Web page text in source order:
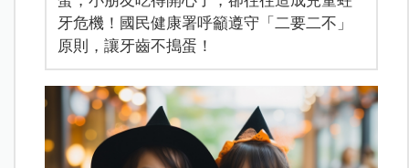
牙危機！國民健康署呼籲遵守「二要二不」
原則，讓牙齒不搗蛋！